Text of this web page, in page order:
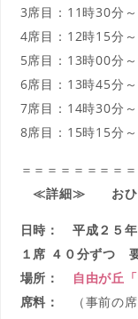
3席目：11時30分
4席目：12時15分
5席目：13時00分
6席目：13時45分
7席目：14時30分
8席目：15時15分
＝＝＝＝＝＝＝＝
≪詳細≫ おひ
日時： 平成２５
１席 ４０分ずつ
場所：
自由が丘
席料：
（事前の